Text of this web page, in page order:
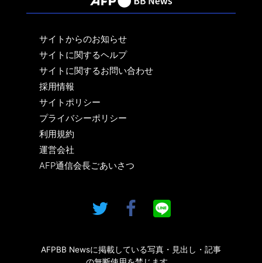
サイトからのお知らせ
サイトに関するヘルプ
サイトに関するお問い合わせ
採用情報
サイトポリシー
プライバシーポリシー
利用規約
運営会社
AFP通信会長ごあいさつ
AFPBB Newsに掲載している写真・見出し・記事